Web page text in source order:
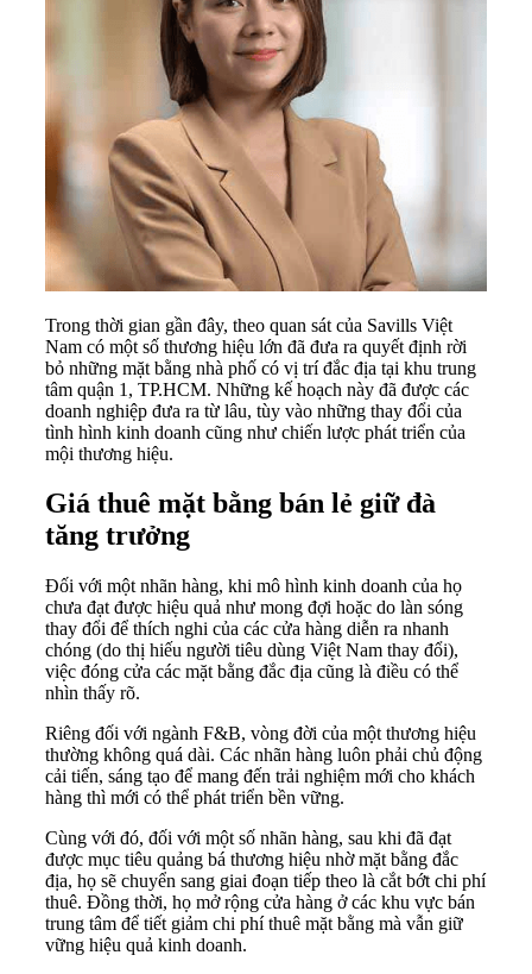
Trong thời gian gần đây, theo quan sát của Savills Việt
Nam có một số thương hiệu lớn đã đưa ra quyết định rời
bỏ những mặt bằng nhà phố có vị trí đắc địa tại khu trung
tâm quận 1, TP.HCM. Những kế hoạch này đã được các
doanh nghiệp đưa ra từ lâu, tùy vào những thay đổi của
tình hình kinh doanh cũng như chiến lược phát triển của
mội thương hiệu.
Giá thuê mặt bằng bán lẻ giữ đà
tăng trưởng
Đối với một nhãn hàng, khi mô hình kinh doanh của họ
chưa đạt được hiệu quả như mong đợi hoặc do làn sóng
thay đổi để thích nghi của các cửa hàng diễn ra nhanh
chóng (do thị hiếu người tiêu dùng Việt Nam thay đổi),
việc đóng cửa các mặt bằng đắc địa cũng là điều có thể
nhìn thấy rõ.
Riêng đối với ngành F&B, vòng đời của một thương hiệu
thường không quá dài. Các nhãn hàng luôn phải chủ động
cải tiến, sáng tạo để mang đến trải nghiệm mới cho khách
hàng thì mới có thể phát triển bền vững.
Cùng với đó, đối với một số nhãn hàng, sau khi đã đạt
được mục tiêu quảng bá thương hiệu nhờ mặt bằng đắc
địa, họ sẽ chuyển sang giai đoạn tiếp theo là cắt bớt chi phí
thuê. Đồng thời, họ mở rộng cửa hàng ở các khu vực bán
trung tâm để tiết giảm chi phí thuê mặt bằng mà vẫn giữ
vững hiệu quả kinh doanh.